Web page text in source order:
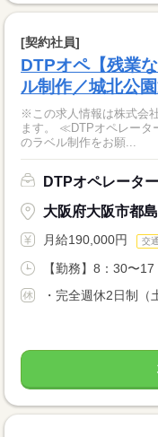
[契約社員]
DTPオペ【残業
ル制作／城北公
※この求人情報は株式会
ます。 ≪DTPオペレーター≫ ラベルのメーカー（印刷業）
のラベル制作をお願...
DTPオペレーター
大阪府大阪市都
月給190,000円 交
【勤務】8：30〜
・完全週休2日制（